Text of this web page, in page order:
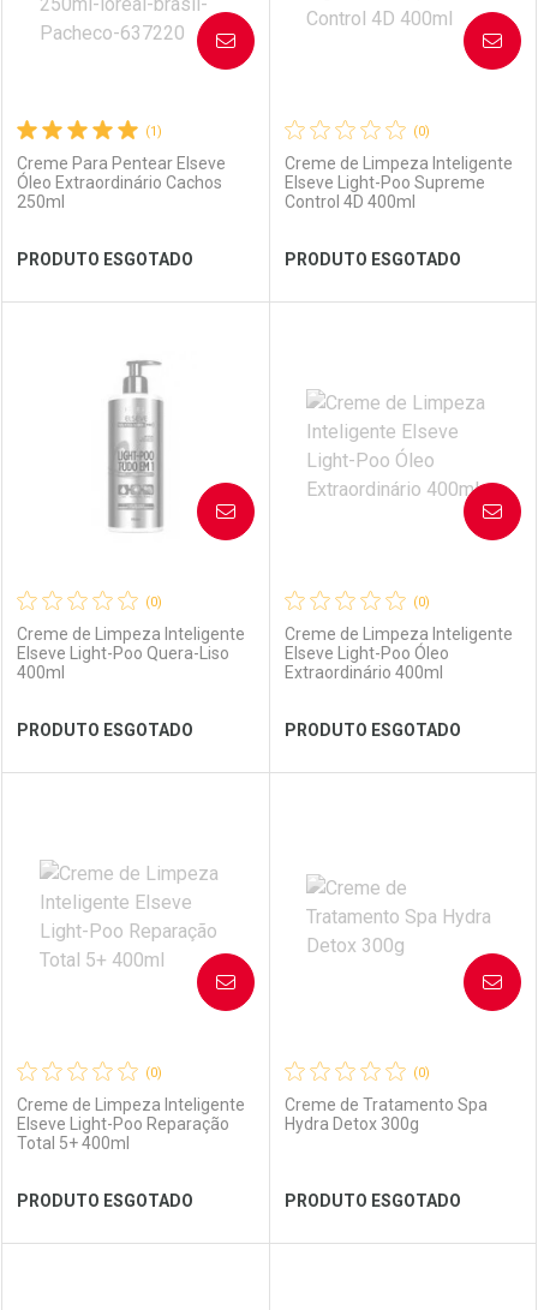
Ver Desconto Convênio Ver Desconto Convênio
(1)
Creme Para Pentear Elseve
Óleo Extraordinário Cachos
250ml
PRODUTO ESGOTADO
AVISE-ME
Laboratório
Ver Desconto Convênio
Por Menos
(0)
Creme de Limpeza Inteligente
Elseve Light-Poo Supreme
Control 4D 400ml
PRODUTO ESGOTADO
AVISE-ME
Laboratório
Ver Desconto Convênio
Por Menos
(0)
Creme de Limpeza Inteligente
Elseve Light-Poo Quera-Liso
400ml
PRODUTO ESGOTADO
AVISE-ME
Laboratório
Ver Desconto Convênio
Por Menos
(0)
Creme de Limpeza Inteligente
Elseve Light-Poo Óleo
Extraordinário 400ml
PRODUTO ESGOTADO
AVISE-ME
Laboratório
Ver Desconto Convênio
Por Menos
(0)
Creme de Limpeza Inteligente
Elseve Light-Poo Reparação
Total 5+ 400ml
PRODUTO ESGOTADO
AVISE-ME
(0)
Creme de Tratamento Spa
Hydra Detox 300g
PRODUTO ESGOTADO
AVISE-ME